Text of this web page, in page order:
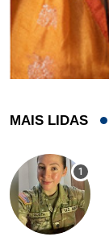
MAIS LIDAS